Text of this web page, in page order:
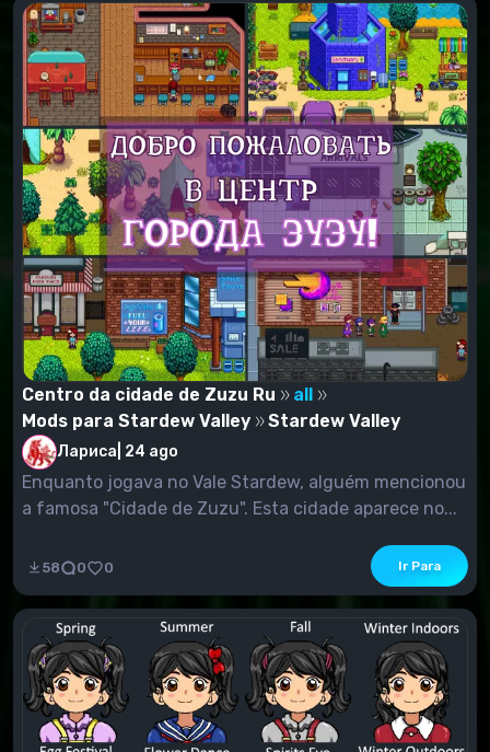
Centro da cidade de Zuzu Ru
all
Mods para Stardew Valley
Stardew Valley
Лариса 24 ago
Enquanto jogava no Vale Stardew, alguém mencionou
a famosa "Cidade de Zuzu". Esta cidade aparece no...
58 0 0 Ir Para